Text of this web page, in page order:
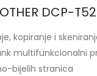
DCP-
kopiranje i
multifunkcionalni
bijelih stranica